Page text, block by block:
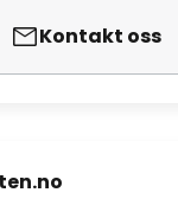
Kontakt oss